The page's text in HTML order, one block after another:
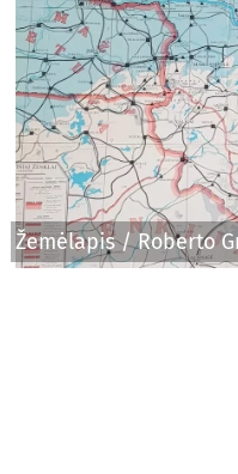
Žemėlapis / Roberto